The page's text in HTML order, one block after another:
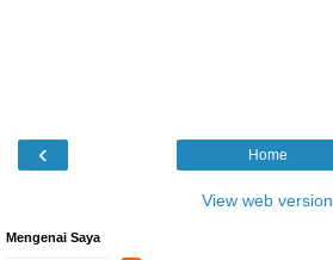
‹ Home
View web version
Mengenai Saya